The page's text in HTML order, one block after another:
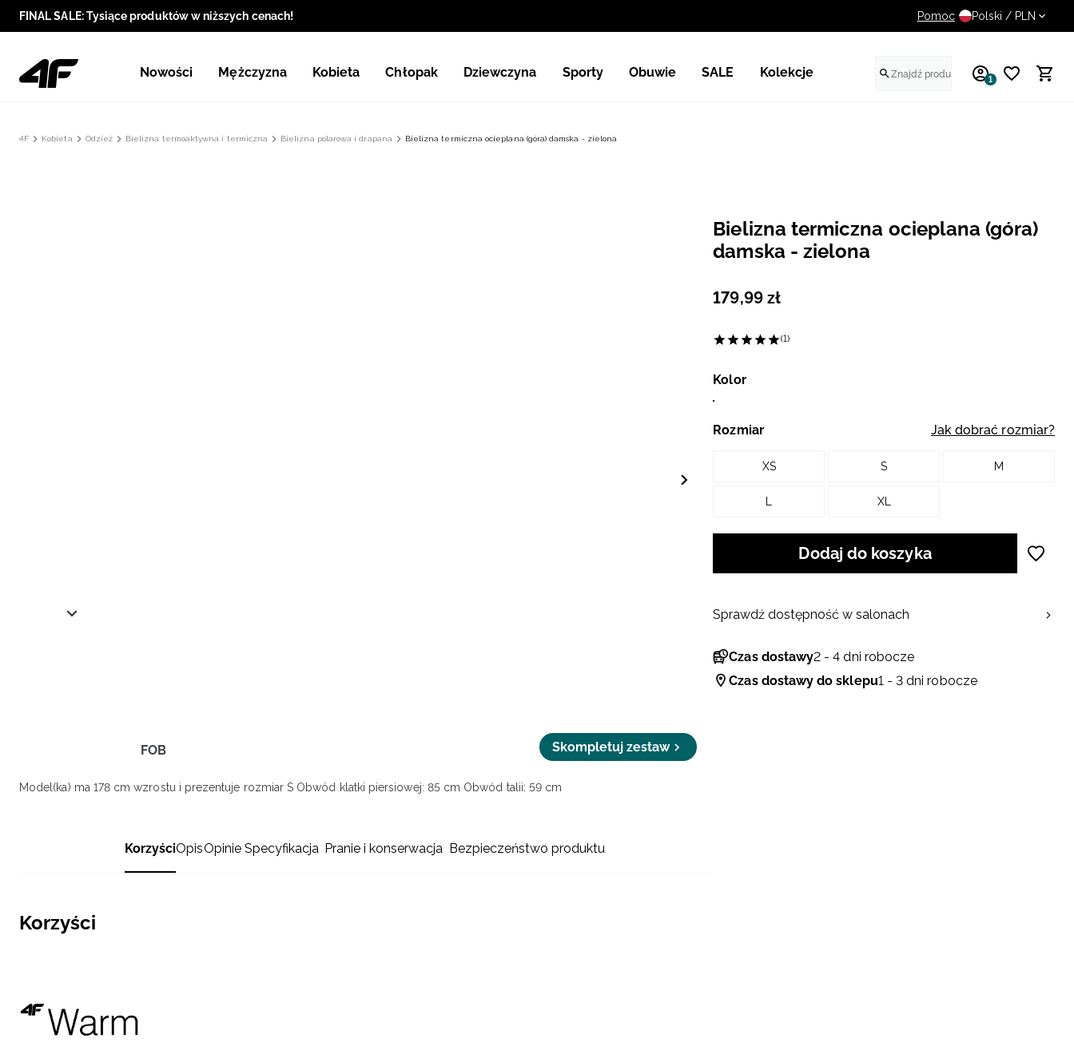
FINAL SALE: Tysiące produktów w niższych cenach! UWAGA NA FAŁSZYWE
Pomoc Polski / PLN
Nowości Mężczyzna Kobieta Chłopak Dziewczyna Sporty Obuwie SALE Kolekcje 1
4F Kobieta Odzież Bielizna termoaktywna i termiczna Bielizna polarowa i drapana Bielizna termiczna ocieplana (góra) damska - zielona
FOB Skompletuj zestaw
Model(ka) ma 178 cm wzrostu i prezentuje rozmiar S Obwód klatki piersiowej: 85 cm Obwód talii: 59 cm
KorzyściOpisOpinie Specyfikacja Pranie i konserwacja Bezpieczeństwo produktu
Korzyści
Bielizna termiczna ocieplana (góra)
damska - zielona
179,99 zł
(1)
Kolor
Rozmiar Jak dobrać rozmiar?
XS S M
XL
Dodaj do koszyka
Czas dostawy2 - 4 dni robocze
Czas dostawy do sklepu1 - 3 dni robocze
Sprawdź dostępność w salonach